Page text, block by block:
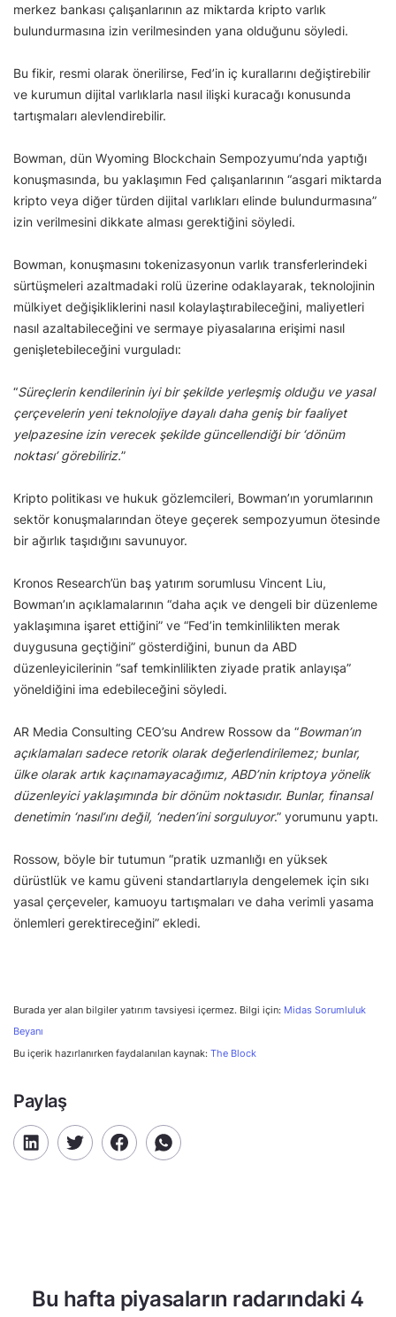
merkez bankası çalışanlarının az miktarda kripto varlık
bulundurmasına izin verilmesinden yana olduğunu söyledi.
Bu fikir, resmi olarak önerilirse, Fed’in iç kurallarını değiştirebilir
ve kurumun dijital varlıklarla nasıl ilişki kuracağı konusunda
tartışmaları alevlendirebilir.
Bowman, dün Wyoming Blockchain Sempozyumu’nda yaptığı
konuşmasında, bu yaklaşımın Fed çalışanlarının “asgari miktarda
kripto veya diğer türden dijital varlıkları elinde bulundurmasına”
izin verilmesini dikkate alması gerektiğini söyledi.
Bowman, konuşmasını tokenizasyonun varlık transferlerindeki
sürtüşmeleri azaltmadaki rolü üzerine odaklayarak, teknolojinin
mülkiyet değişikliklerini nasıl kolaylaştırabileceğini, maliyetleri
nasıl azaltabileceğini ve sermaye piyasalarına erişimi nasıl
genişletebileceğini vurguladı:
“Süreçlerin kendilerinin iyi bir şekilde yerleşmiş olduğu ve yasal
çerçevelerin yeni teknolojiye dayalı daha geniş bir faaliyet
yelpazesine izin verecek şekilde güncellendiği bir ‘dönüm
noktası’ görebiliriz.”
Kripto politikası ve hukuk gözlemcileri, Bowman’ın yorumlarının
sektör konuşmalarından öteye geçerek sempozyumun ötesinde
bir ağırlık taşıdığını savunuyor.
Kronos Research’ün baş yatırım sorumlusu Vincent Liu,
Bowman’ın açıklamalarının “daha açık ve dengeli bir düzenleme
yaklaşımına işaret ettiğini” ve “Fed’in temkinlilikten merak
duygusuna geçtiğini” gösterdiğini, bunun da ABD
düzenleyicilerinin “saf temkinlilikten ziyade pratik anlayışa”
yöneldiğini ima edebileceğini söyledi.
AR Media Consulting CEO’su Andrew Rossow da “Bowman’ın
açıklamaları sadece retorik olarak değerlendirilemez; bunlar,
ülke olarak artık kaçınamayacağımız, ABD’nin kriptoya yönelik
düzenleyici yaklaşımında bir dönüm noktasıdır. Bunlar, finansal
denetimin ‘nasıl’ını değil, ‘neden’ini sorguluyor.” yorumunu yaptı.
Rossow, böyle bir tutumun “pratik uzmanlığı en yüksek
dürüstlük ve kamu güveni standartlarıyla dengelemek için sıkı
yasal çerçeveler, kamuoyu tartışmaları ve daha verimli yasama
önlemleri gerektireceğini” ekledi.
Burada yer alan bilgiler yatırım tavsiyesi içermez. Bilgi için: Midas Sorumluluk
Beyanı
Bu içerik hazırlanırken faydalanılan kaynak: The Block
Paylaş
Bu hafta piyasaların radarındaki 4